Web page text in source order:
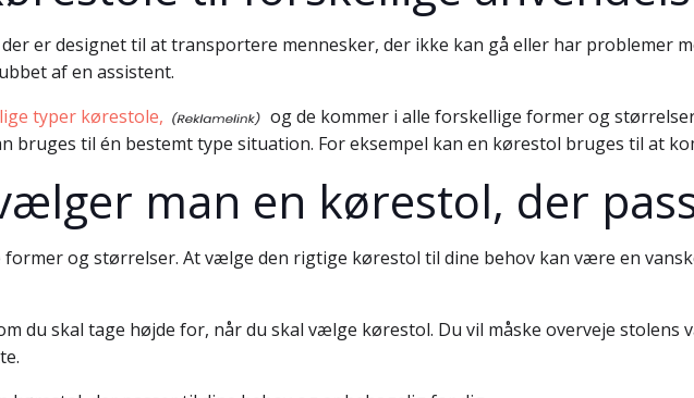
er designet til at transportere mennesker, der ikke kan gå eller har problemer
af en assistent.
typer kørestole,
og de kommer i alle forskellige former og
bruges til én bestemt type situation. For eksempel kan en kørestol bruges til at
man en kørestol, der
og størrelser. At vælge den rigtige kørestol til dine behov kan være en
du skal tage højde for, når du skal vælge kørestol. Du vil måske overveje